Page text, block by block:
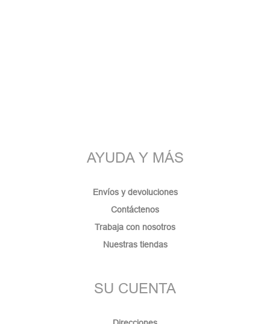
AYUDA Y MÁS
Envíos y devoluciones
Contáctenos
Trabaja con nosotros
Nuestras tiendas
SU CUENTA